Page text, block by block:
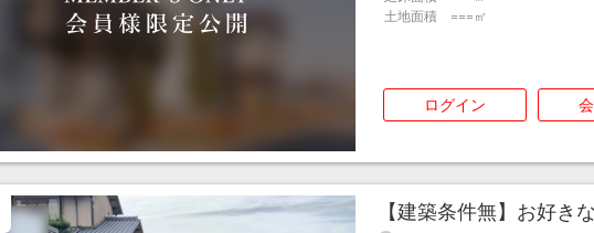
土地面積 ===㎡
ログイン
【建築条件無】お好き